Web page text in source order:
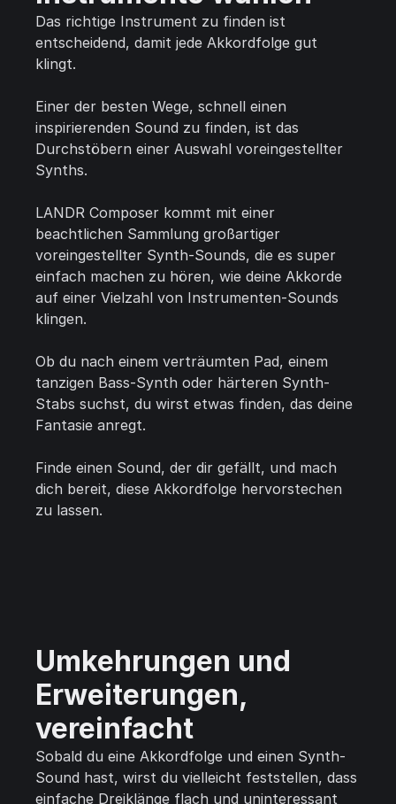
Das richtige Instrument zu finden ist
entscheidend, damit jede Akkordfolge gut
klingt.
Einer der besten Wege, schnell einen
inspirierenden Sound zu finden, ist das
Durchstöbern einer Auswahl voreingestellter
Synths.
LANDR Composer kommt mit einer
beachtlichen Sammlung großartiger
voreingestellter Synth-Sounds, die es super
einfach machen zu hören, wie deine Akkorde
auf einer Vielzahl von Instrumenten-Sounds
klingen.
Ob du nach einem verträumten Pad, einem
tanzigen Bass-Synth oder härteren Synth-
Stabs suchst, du wirst etwas finden, das deine
Fantasie anregt.
Finde einen Sound, der dir gefällt, und mach
dich bereit, diese Akkordfolge hervorstechen
zu lassen.
Umkehrungen und
Erweiterungen,
vereinfacht
Sobald du eine Akkordfolge und einen Synth-
Sound hast, wirst du vielleicht feststellen, dass
einfache Dreiklänge flach und uninteressant